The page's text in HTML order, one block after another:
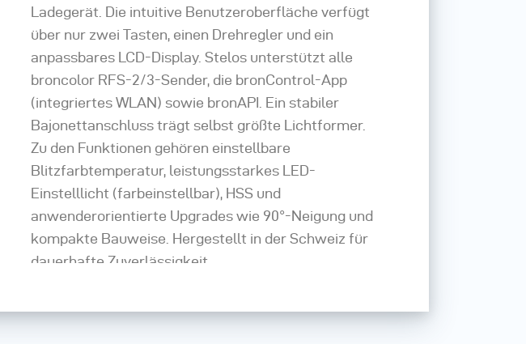
Ladegerät. Die intuitive Benutzeroberfläche verfügt
über nur zwei Tasten, einen Drehregler und ein
anpassbares LCD-Display. Stelos unterstützt alle
broncolor RFS-2/3-Sender, die bronControl-App
(integriertes WLAN) sowie bronAPI. Ein stabiler
Bajonettanschluss trägt selbst größte Lichtformer.
Zu den Funktionen gehören einstellbare
Blitzfarbtemperatur, leistungsstarkes LED-
Einstelllicht (farbeinstellbar), HSS und
anwenderorientierte Upgrades wie 90°-Neigung und
kompakte Bauweise. Hergestellt in der Schweiz für
dauerhafte Zuverlässigkeit.